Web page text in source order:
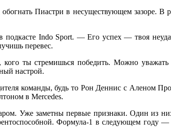
Пиастри в несуществующем зазоре. В
Indo Sport. — Его успех — твоя
перевес.
ты стремишься победить. Можно
настрой.
команды, будь то Рон Деннис с Аленом
в Mercedes.
Уже заметны первые признаки. Один из
Формула-1 в следующем году —